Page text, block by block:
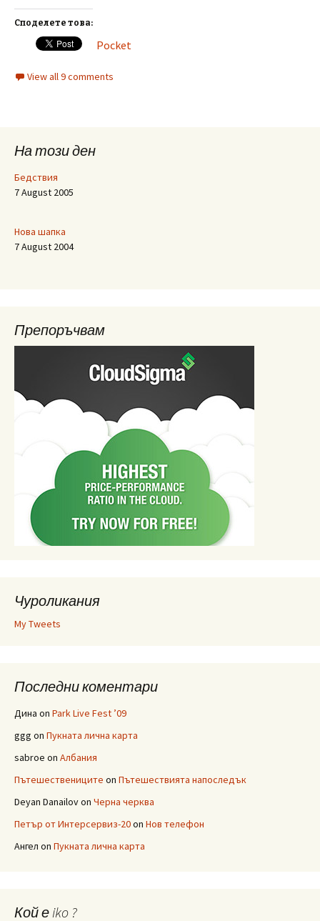
Споделете това:
Pocket
View all 9 comments
На този ден
Бедствия
7 August 2005
Нова шапка
7 August 2004
Препоръчвам
Чуроликания
My Tweets
Последни коментари
Дина on Park Live Fest ’09
ggg on Пукната лична карта
sabroe on Албания
Пътешествениците on Пътешествията напоследък
Deyan Danailovon Черна черква
Петър от Интерсервиз-20on Нов телефон
Ангел on Пукната лична карта
Кой е iko ?